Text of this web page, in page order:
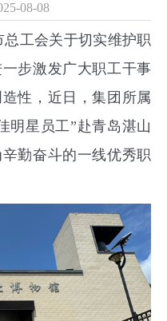
08-08
工会关于切实维护职
步激发广大职工干事
性，近日，集团所属
明星员工”赴青岛湛山
勤奋斗的一线优秀职